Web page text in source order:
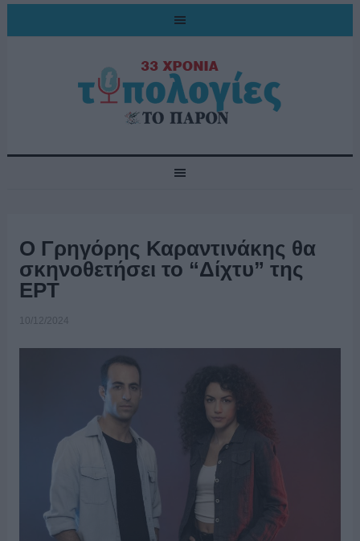
Ο Γρηγόρης Καραντινάκης θα
σκηνοθετήσει το “Δίχτυ” της
ΕΡΤ
10/12/2024